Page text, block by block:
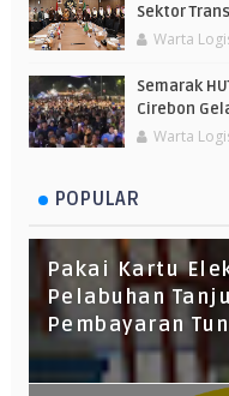
Sektor
Warta
Semarak
Cirebon
Warta
POPULAR
Pakai Kartu
Pelabuhan
Pembayaran